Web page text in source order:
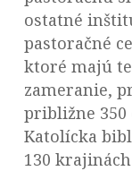
ostatné
pastoračné
ktoré majú
zameranie,
približne
Katolícka
130